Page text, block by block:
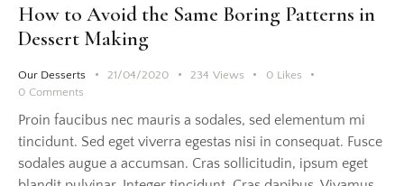
How to Avoid the Same Boring Patterns in
Dessert Making
Our Desserts 21/04/2020 234 Views 0 Likes
0 Comments
Proin faucibus nec mauris a sodales, sed elementum mi
tincidunt. Sed eget viverra egestas nisi in consequat. Fusce
sodales augue a accumsan. Cras sollicitudin, ipsum eget